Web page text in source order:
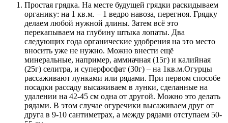
Простая грядка. На месте будущей грядки раскидываем
органику: на 1 кв.м. – 1 ведро навоза, перегноя. Грядку
делаем любой нужной длины. Затем всё это
перекапываем на глубину штыка лопаты. Два
следующих года органические удобрения на это место
вносить уже не нужно. Можно внести ещё
минеральные, например, аммиачная (15г) и калийная
(25г) селитра, и суперфосфат (30г) – на 1кв.м.Огурцы
рассаживают лунками или рядами. При первом способе
посадки рассаду высаживаем в лунки, сделанные на
удалении на 42-45 см одна от другой. Можно это делать
рядами. В этом случае огуречики высаживаем друг от
друга в 9-10 сантиметрах, а между рядами отступаем 50-